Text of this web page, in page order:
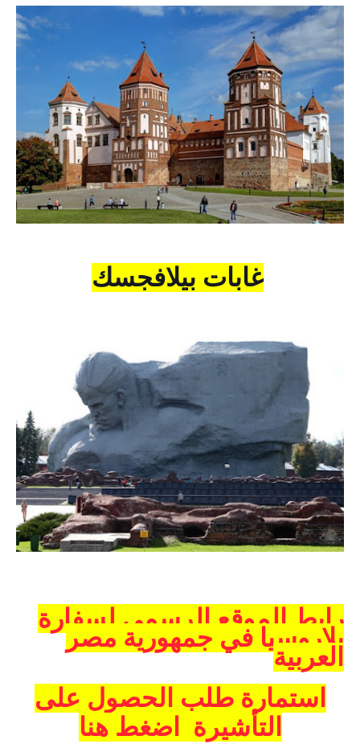
غابات بيلافجسك
رابط الموقع الرسمي لسفارة
بلاروسيا في جمهورية مصر
العربية
استمارة طلب الحصول على
التأشيرة
اضغط هنا